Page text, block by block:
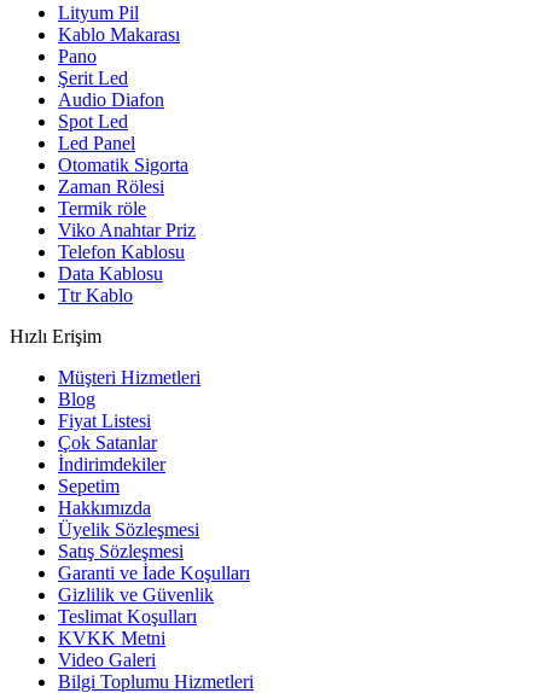
Lityum Pil
Kablo Makarası
Pano
Şerit Led
Audio Diafon
Spot Led
Led Panel
Otomatik Sigorta
Zaman Rölesi
Termik röle
Viko Anahtar Priz
Telefon Kablosu
Data Kablosu
Ttr Kablo
Hızlı Erişim
Müşteri Hizmetleri
Blog
Fiyat Listesi
Çok Satanlar
İndirimdekiler
Sepetim
Hakkımızda
Üyelik Sözleşmesi
Satış Sözleşmesi
Garanti ve İade Koşulları
Gizlilik ve Güvenlik
Teslimat Koşulları
KVKK Metni
Video Galeri
Bilgi Toplumu Hizmetleri